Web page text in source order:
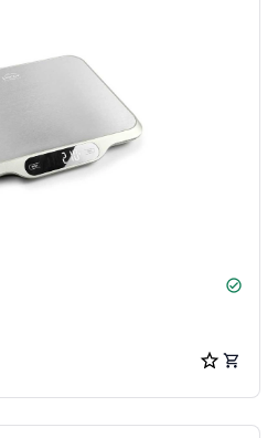
check_circle